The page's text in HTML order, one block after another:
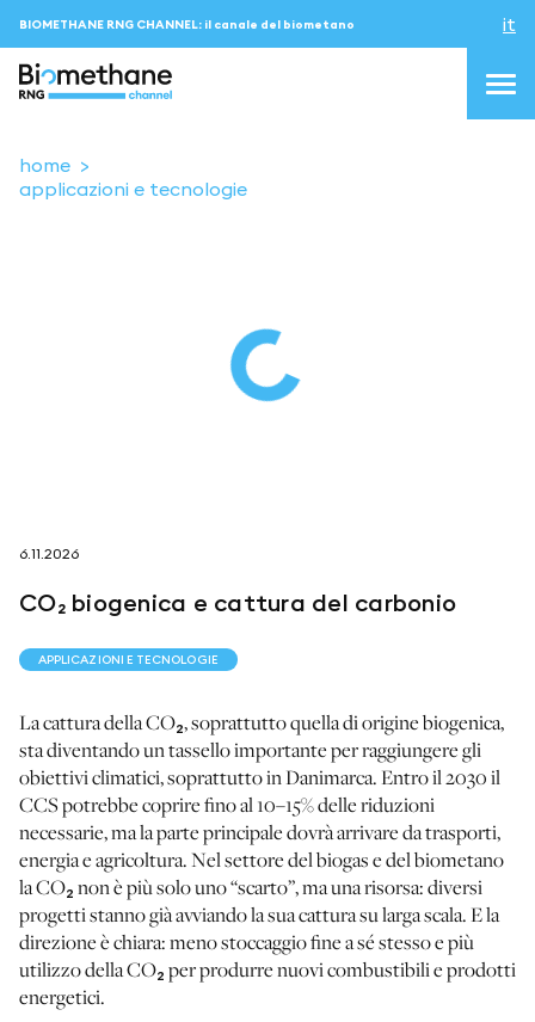
BIOMETHANE RNG CHANNEL: il canale del biometano it
seguici su
netzerotube
home
applicazioni e tecnologie
6.11.2026
CO₂ biogenica e cattura del carbonio
APPLICAZIONI E TECNOLOGIE
La cattura della CO₂, soprattutto quella di origine biogenica,
sta diventando un tassello importante per raggiungere gli
obiettivi climatici, soprattutto in Danimarca. Entro il 2030 il
CCS potrebbe coprire fino al 10–15% delle riduzioni
necessarie, ma la parte principale dovrà arrivare da trasporti,
energia e agricoltura. Nel settore del biogas e del biometano
la CO₂ non è più solo uno “scarto”, ma una risorsa: diversi
progetti stanno già avviando la sua cattura su larga scala. E la
direzione è chiara: meno stoccaggio fine a sé stesso e più
utilizzo della CO₂ per produrre nuovi combustibili e prodotti
energetici.